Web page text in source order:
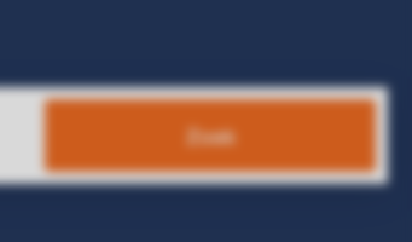
Zoek